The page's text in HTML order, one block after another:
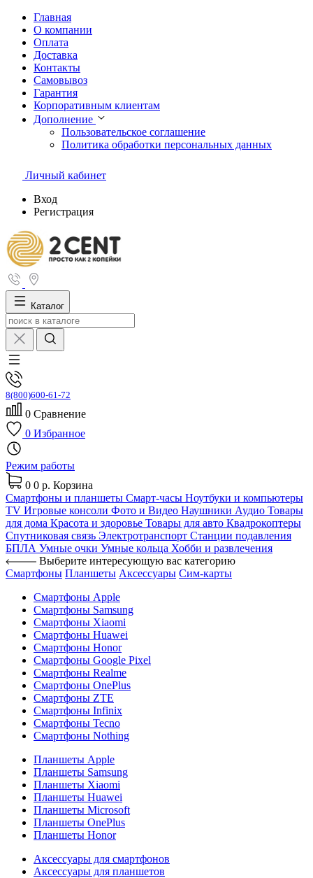
Главная
О компании
Оплата
Доставка
Контакты
Самовывоз
Гарантия
Корпоративным клиентам
Дополнение
Пользовательское соглашение
Политика обработки персональных данных
Личный кабинет
Вход
Регистрация
Каталог
8(800)600-61-72
0 Сравнение
0 Избранное
Режим работы
0 0 р. Корзина
Смартфоны и планшеты Смарт-часы Ноутбуки и компьютеры
TV Игровые консоли Фото и Видео Наушники Аудио Товары
для дома Красота и здоровье Товары для авто Квадрокоптеры
Спутниковая связь Электротранспорт Станции подавления
БПЛА Умные очки Умные кольца Хобби и развлечения
Выберите интересующую вас категорию
Смартфоны Планшеты Аксессуары Сим-карты
Смартфоны Apple
Смартфоны Samsung
Смартфоны Xiaomi
Смартфоны Huawei
Смартфоны Honor
Смартфоны Google Pixel
Смартфоны Realme
Смартфоны OnePlus
Смартфоны ZTE
Смартфоны Infinix
Смартфоны Tecno
Смартфоны Nothing
Планшеты Apple
Планшеты Samsung
Планшеты Xiaomi
Планшеты Huawei
Планшеты Microsoft
Планшеты OnePlus
Планшеты Honor
Аксессуары для смартфонов
Аксессуары для планшетов